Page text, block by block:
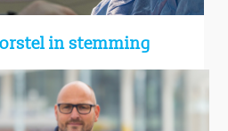
in stemming